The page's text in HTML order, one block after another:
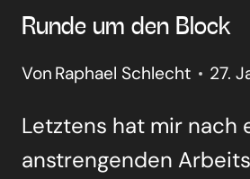
Run­de um den Block
Von Raphael Schlecht 27.
Letz­tens hat mir nach
anstren­gen­den